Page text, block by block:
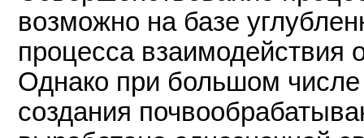
возможно на базе
процесса
Однако при большом
создания